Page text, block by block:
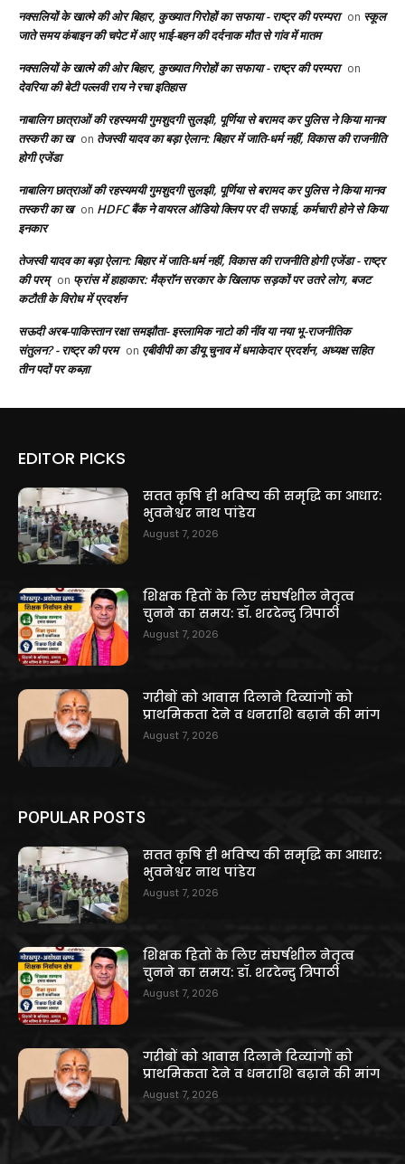
नक्सलियों के खात्मे की ओर बिहार, कुख्यात गिरोहों का सफाया - राष्ट्र की परम्परा on स्कूल
जाते समय कंबाइन की चपेट में आए भाई-बहन की दर्दनाक मौत से गांव में मातम
नक्सलियों के खात्मे की ओर बिहार, कुख्यात गिरोहों का सफाया - राष्ट्र की परम्परा on
देवरिया की बेटी पल्लवी राय ने रचा इतिहास
नाबालिग छात्राओं की रहस्यमयी गुमशुदगी सुलझी, पूर्णिया से बरामद कर पुलिस ने किया मानव
तस्करी का ख on तेजस्वी यादव का बड़ा ऐलान: बिहार में जाति-धर्म नहीं, विकास की राजनीति
होगी एजेंडा
नाबालिग छात्राओं की रहस्यमयी गुमशुदगी सुलझी, पूर्णिया से बरामद कर पुलिस ने किया मानव
तस्करी का ख on HDFC बैंक ने वायरल ऑडियो क्लिप पर दी सफाई, कर्मचारी होने से किया
इनकार
तेजस्वी यादव का बड़ा ऐलान: बिहार में जाति-धर्म नहीं, विकास की राजनीति होगी एजेंडा - राष्ट्र
की परम् on फ्रांस में हाहाकार: मैक्रॉन सरकार के खिलाफ सड़कों पर उतरे लोग, बजट
कटौती के विरोध में प्रदर्शन
सऊदी अरब-पाकिस्तान रक्षा समझौता- इस्लामिक नाटो की नींव या नया भू-राजनीतिक
संतुलन? - राष्ट्र की परम on एबीवीपी का डीयू चुनाव में धमाकेदार प्रदर्शन, अध्यक्ष सहित
तीन पदों पर कब्ज़ा
EDITOR PICKS
सतत कृषि ही भविष्य की समृद्धि का आधार:
भुवनेश्वर नाथ पांडेय
August 7, 2026
शिक्षक हितों के लिए संघर्षशील नेतृत्व
चुनने का समय: डॉ. शरदेन्दु त्रिपाठी
August 7, 2026
गरीबों को आवास दिलाने दिव्यांगों को
प्राथमिकता देने व धनराशि बढ़ाने की मांग
August 7, 2026
POPULAR POSTS
सतत कृषि ही भविष्य की समृद्धि का आधार:
भुवनेश्वर नाथ पांडेय
August 7, 2026
शिक्षक हितों के लिए संघर्षशील नेतृत्व
चुनने का समय: डॉ. शरदेन्दु त्रिपाठी
August 7, 2026
गरीबों को आवास दिलाने दिव्यांगों को
प्राथमिकता देने व धनराशि बढ़ाने की मांग
August 7, 2026